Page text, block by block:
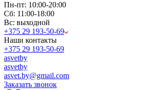
Пн-пт: 10:00-20:00
Сб: 11:00-18:00
Вс: выходной
+375 29 193-50-69
Наши контакты
+375 29 193-50-69
asvetby
asvetby
asvet.by@gmail.com
Заказать звонок